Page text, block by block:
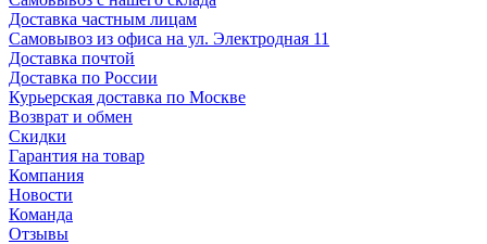
Доставка частным лицам
Самовывоз из офиса на ул. Электродная 11
Доставка почтой
Доставка по России
Курьерская доставка по Москве
Возврат и обмен
Скидки
Гарантия на товар
Компания
Новости
Команда
Отзывы